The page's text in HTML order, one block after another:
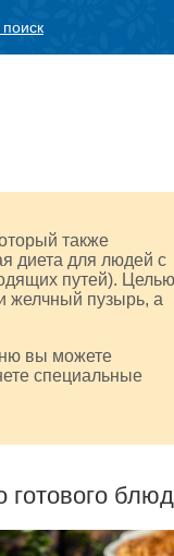
также
диета для людей с
путей). Целью
желчный пузырь, а
вы можете
специальные
готового